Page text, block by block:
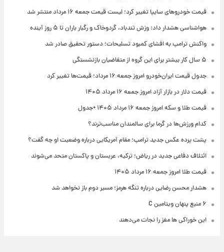
قیمت خودروهای سایپا تغییر کرد؛ لیست قیمت جمعه ۱۶ مرداد منتشر شد
هواشناسی هشدار داد: وزش تندباد، گردوخاک و رگبار باران تا ۵ روز آینده
واکنش ترامپ به افشای کمبود تسلیحات؛ دستور تحقیق صادر شد
۵ سال کار بیشتر برای این گروه از متقاضیان بازنشستگی
جدول قیمت ایران‌خودرو امروز جمعه ۱۶ مرداد؛ قیمت‌ها تغییر کرد
قیمت دلار در بازار آزاد امروز جمعه ۱۶ مرداد ۱۴۰۵
قیمت طلا و سکه امروز جمعه ۱۶ مرداد ۱۴۰۵ +جدول
کدام ورزش‌ها در گرما برای سالمندان مناسب‌ترند؟
پشت پرده عکس جدید ترامپ؛ مقام آمریکایی درباره وضعیت او چه گفت؟
ائتلاف دفاعی جدید در ریاض؛ ترکیه، عربستان و پاکستان متحد می‌شوند
قیمت طلا امروز جمعه ۱۶ مرداد ۱۴۰۵
هشدار محسن رضایی درباره تنگه هرمز؛ مسیر دوم باز نخواهد شد
۶ منبع پنهان ویتامین C
این خوراکی ها مغز را نجات می‌دهند